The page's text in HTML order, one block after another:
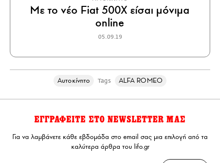
Με το νέο Fiat 500X είσαι μόνιμα
online
05.09.19
Αυτοκίνητο Tags ALFA ROMEO
ΕΓΓΡΑΦΕΙΤΕ ΣΤΟ NEWSLETTER ΜΑΣ
Για να λαμβάνετε κάθε εβδομάδα στο email σας μια επιλογή από τα
καλύτερα άρθρα του lifo.gr